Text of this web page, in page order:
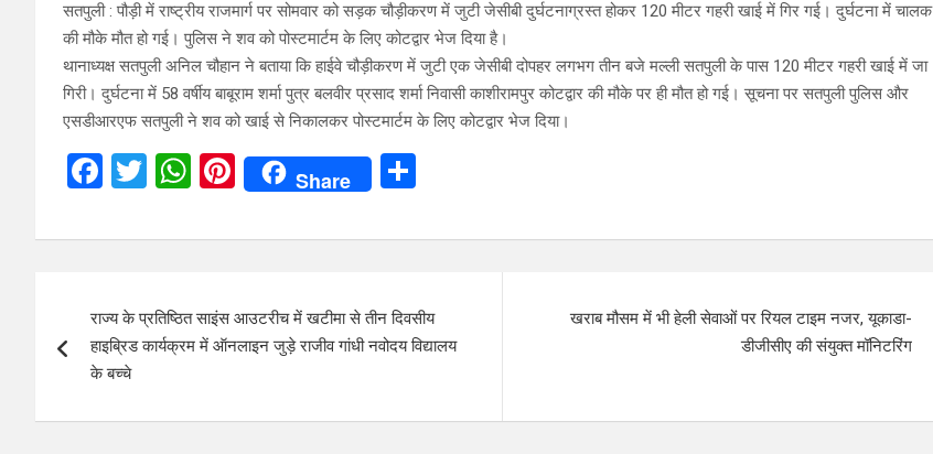
सतपुली : पौड़ी में राष्ट्रीय राजमार्ग पर सोमवार को सड़क चौड़ीकरण में जुटी जेसीबी दुर्घटनाग्रस्त होकर 120 मीटर गहरी खाई में गिर गई। दुर्घटना में चालक
की मौके मौत हो गई। पुलिस ने शव को पोस्टमार्टम के लिए कोटद्वार भेज दिया है।
थानाध्यक्ष सतपुली अनिल चौहान ने बताया कि हाईवे चौड़ीकरण में जुटी एक जेसीबी दोपहर लगभग तीन बजे मल्ली सतपुली के पास 120 मीटर गहरी खाई में जा
गिरी। दुर्घटना में 58 वर्षीय बाबूराम शर्मा पुत्र बलवीर प्रसाद शर्मा निवासी काशीरामपुर कोटद्वार की मौके पर ही मौत हो गई। सूचना पर सतपुली पुलिस और
एसडीआरएफ सतपुली ने शव को खाई से निकालकर पोस्टमार्टम के लिए कोटद्वार भेज दिया।
F
ce
o
o
k
T
tt
W
at
A
p
Pi
nt
er
t
Share
ar
navigation
राज्य के प्रतिष्ठित साइंस आउटरीच में खटीमा से तीन दिवसीय
हाइब्रिड कार्यक्रम में ऑनलाइन जुड़े राजीव गांधी नवोदय विद्यालय
के बच्चे
खराब मौसम में भी हेली सेवाओं पर रियल टाइम नजर, यूकाडा-
डीजीसीए की संयुक्त मॉनिटरिंग